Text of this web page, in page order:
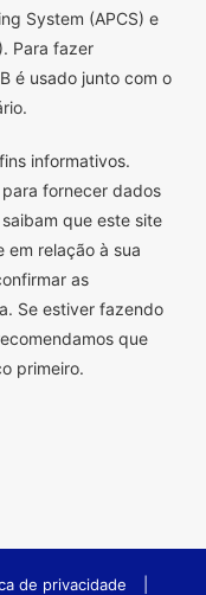
System (APCS) e
Para fazer
é usado junto com o
informativos.
fornecer dados
que este site
em relação à sua
as
Se estiver fazendo
que
primeiro.
de privacidade